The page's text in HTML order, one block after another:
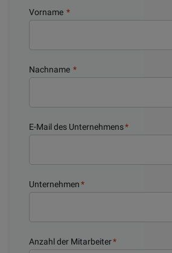
Vorname *
Nachname *
E-Mail des Unternehmens*
Unternehmen*
Anzahl der Mitarbeiter*